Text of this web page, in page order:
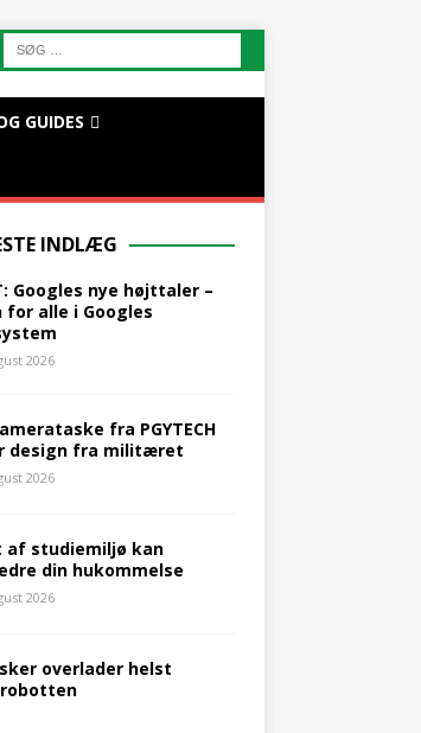
GUIDES
INDLÆG
Googles nye højttaler –
for alle i Googles
2026
fra PGYTECH
design fra militæret
2026
af studiemiljø kan
din hukommelse
2026
overlader helst